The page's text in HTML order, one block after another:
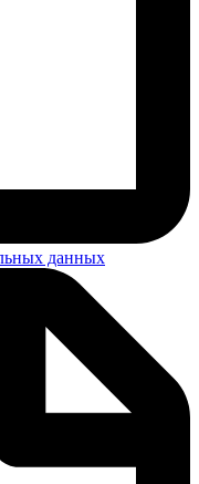
данных